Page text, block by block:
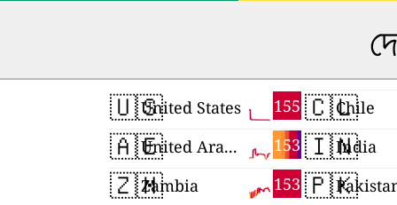
🇺🇸 155
United States
🇦🇪 153
United Arab Emirates
🇿🇲 153
Zambia
🇨🇱
Chile
🇮🇳India
🇵🇰